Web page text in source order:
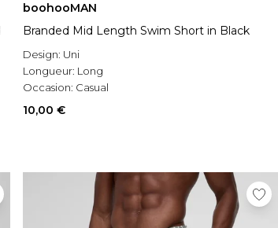
boohooMAN
Branded Mid Length Swim Short in Black
Design: Uni
Longueur: Long
Occasion: Casual
10,00 €